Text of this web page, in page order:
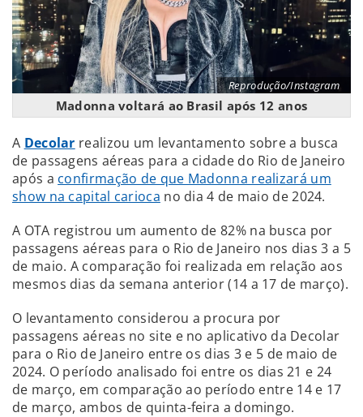
Reprodução/Instagram
Madonna voltará ao Brasil após 12 anos
A Decolar realizou um levantamento sobre a busca
de passagens aéreas para a cidade do Rio de Janeiro
após a confirmação de que Madonna realizará um
show na capital carioca no dia 4 de maio de 2024.
A OTA registrou um aumento de 82% na busca por
passagens aéreas para o Rio de Janeiro nos dias 3 a 5
de maio. A comparação foi realizada em relação aos
mesmos dias da semana anterior (14 a 17 de março).
O levantamento considerou a procura por
passagens aéreas no site e no aplicativo da Decolar
para o Rio de Janeiro entre os dias 3 e 5 de maio de
2024. O período analisado foi entre os dias 21 e 24
de março, em comparação ao período entre 14 e 17
de março, ambos de quinta-feira a domingo.